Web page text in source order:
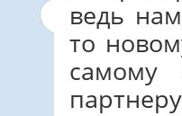
ведь
то
самому